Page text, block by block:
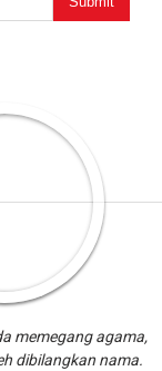
memegang agama,
dibilangkan nama.